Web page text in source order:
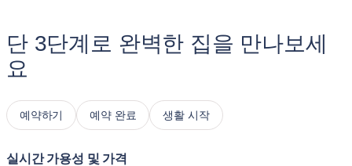
단 3단계로 완벽한 집을 만나보세
요
예약하기 예약 완료 생활 시작
실시간 가용성 및 가격